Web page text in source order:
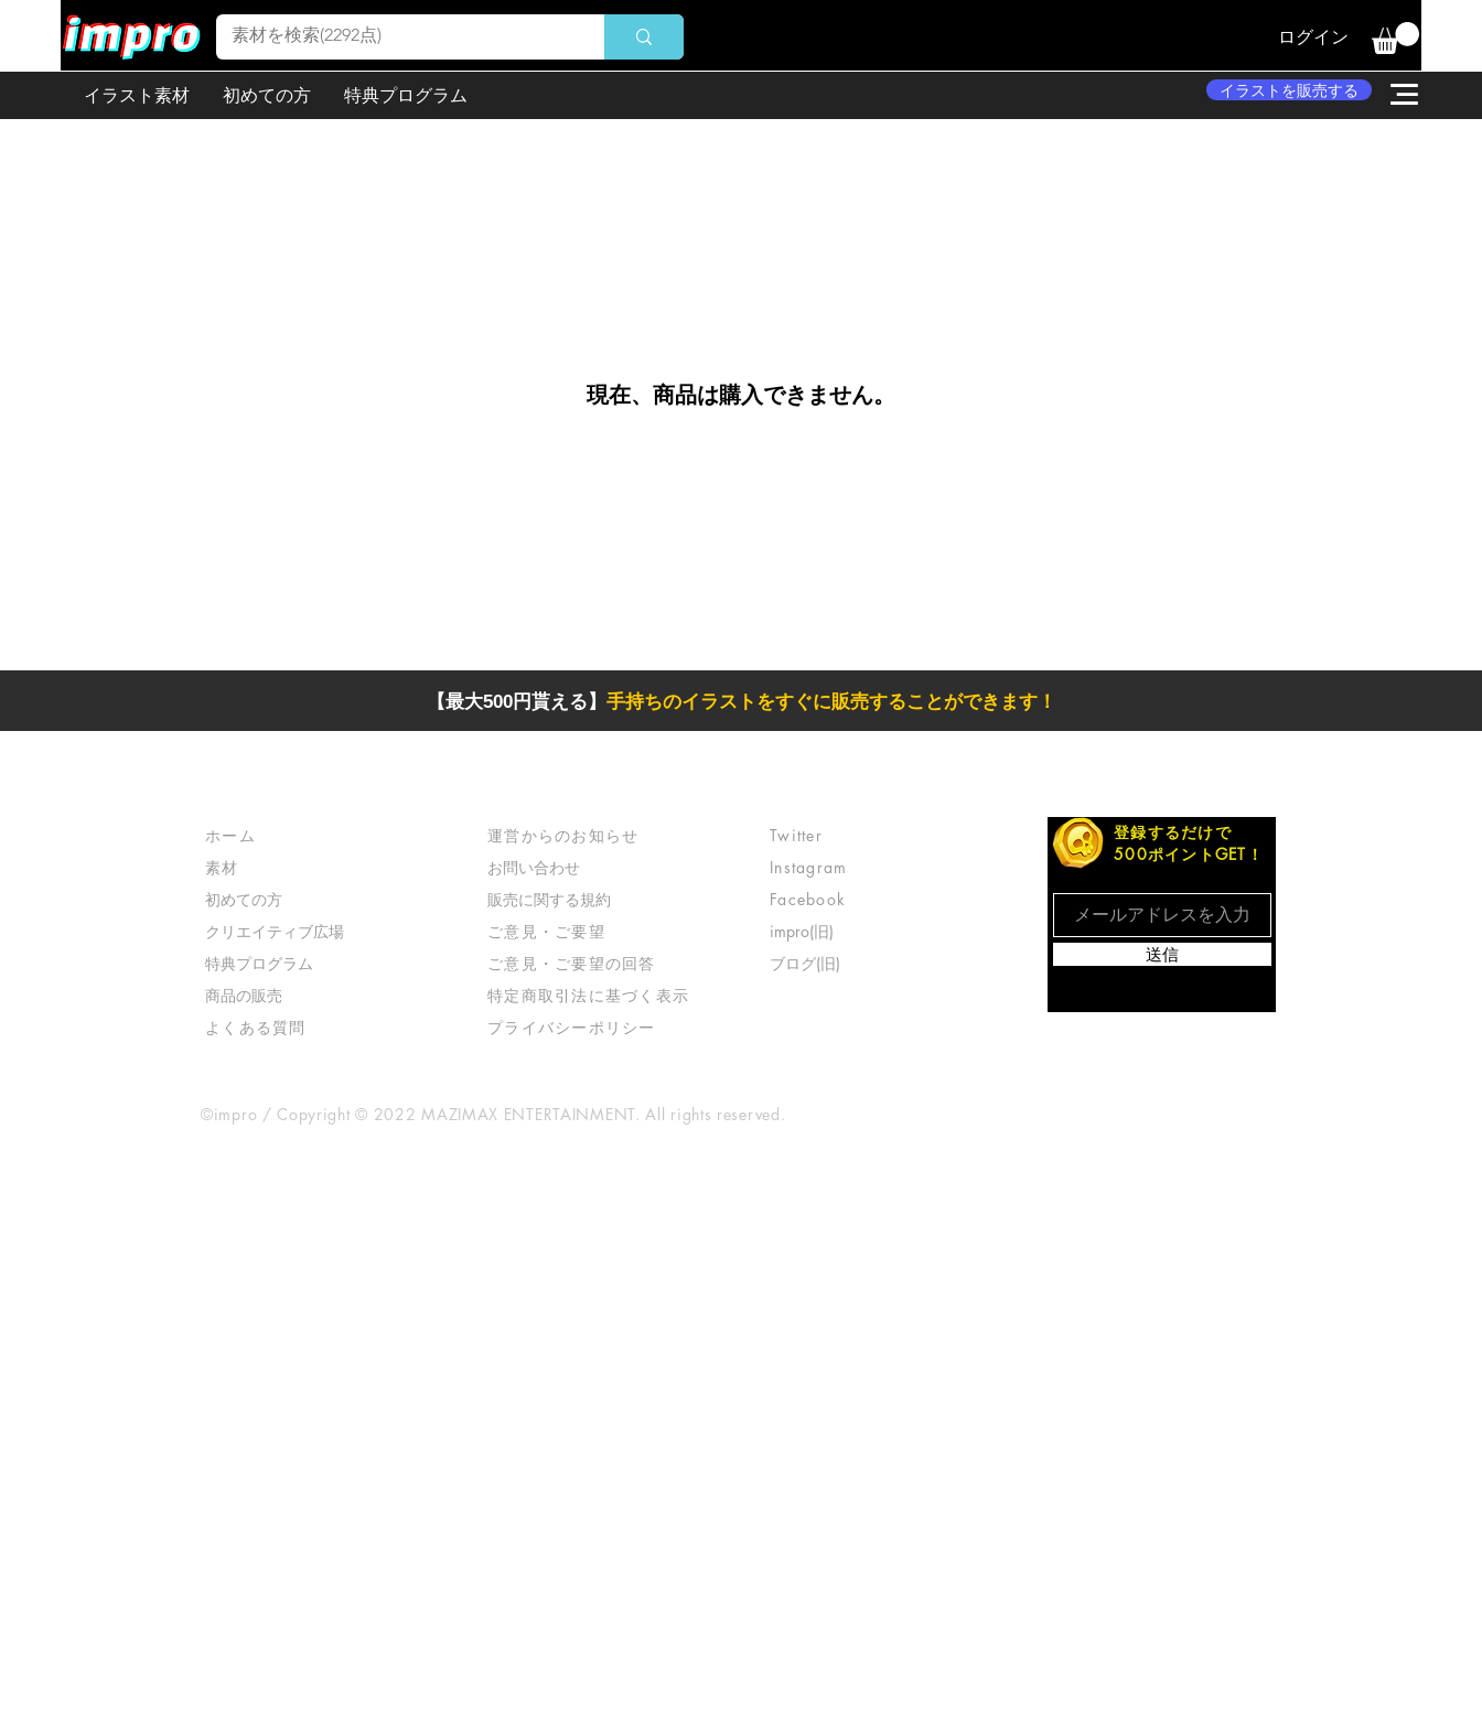
ログイン
イラスト素材 初めての方 特典プログラム イラストを販売する
現在、商品は購入できません。
【最大500円貰える】 手持ちのイラストをすぐに販売することができます！
ホーム
素材
初めての方
​クリエイティブ広場
​特典プログラム
​商品の販売
よくある質問
​運営からのお知らせ
お問い合わせ
​販売に関する規約
​ご意見・ご要望
​ご意見・ご要望の回答
特定商取引法に基づく表示
​プライバシーポリシー
Twitter
Instagram
Facebook
impro(旧)​
ブログ(旧)
登録するだけで
500ポイントGET！
送信
©impro / Copyright © 2022 MAZIMAX ENTERTAINMENT. All rights reserved.